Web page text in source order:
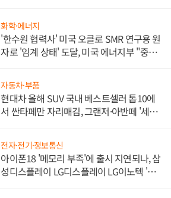
화학·에너지
'한수원 협력사' 미국 오클로 SMR 연구용 원
자로 '임계 상태' 도달, 미국 에너지부 "중요
자동차·부품
현대차 올해 SUV 국내 베스트셀러 톱10에
서 싼타페만 자리매김, 그랜저·아반떼 '세단
전자·전기·정보통신
아이폰18 '메모리 부족'에 출시 지연되나, 삼
성디스플레이 LG디스플레이 LG이노텍 '탈